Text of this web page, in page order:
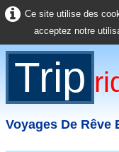
Ce site utilise des
acceptez notre
Trip
Voyages De Rêve